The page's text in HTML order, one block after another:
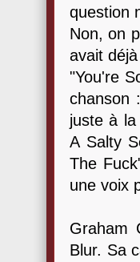
question
Non, on
avait
"You're
chanson
juste à
A Salty
The
une voix
Graham
Blur. Sa